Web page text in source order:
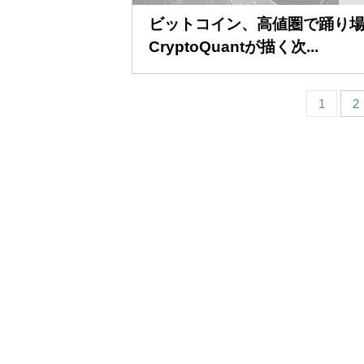
ビットコイン、高値圏で踊り
CryptoQuantが描く次...
1 2